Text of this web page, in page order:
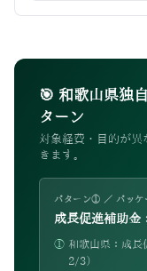
🎯 和歌山県独
ターン
対象経費・目的が異
きます。
パターン① ／ パッケ
成長促進補助金
① 和歌山県：成長
2/3）